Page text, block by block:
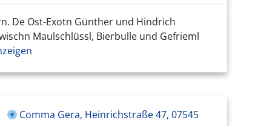
De Ost-Exotn Günther und Hindrich
Maulschlüssl, Bierbulle und Gefrieml
Comma Gera, Heinrichstraße 47, 07545